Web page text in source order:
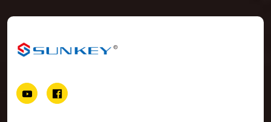
 